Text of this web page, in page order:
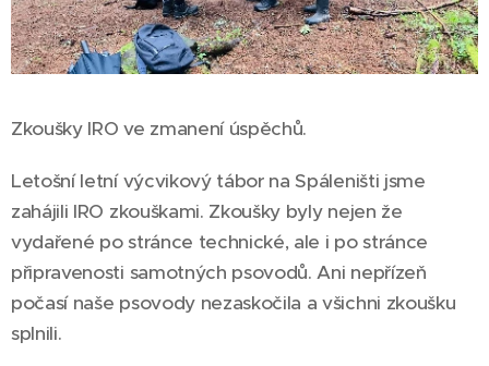
Zkoušky IRO ve zmanení úspěchů.
Letošní letní výcvikový tábor na Spáleništi jsme
zahájili IRO zkouškami. Zkoušky byly nejen že
vydařené po stránce technické, ale i po stránce
připravenosti samotných psovodů. Ani nepřízeň
počasí naše psovody nezaskočila a všichni zkoušku
splnili.